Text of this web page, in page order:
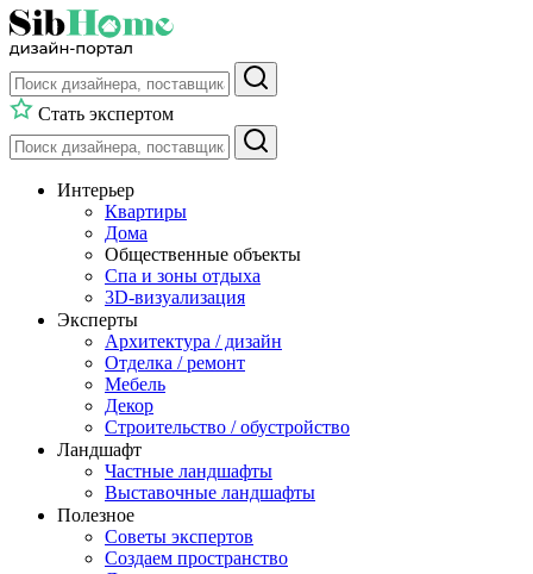
Стать экспертом
Интерьер
Квартиры
Дома
Общественные объекты
Спа и зоны отдыха
3D-визуализация
Эксперты
Архитектура / дизайн
Отделка / ремонт
Мебель
Декор
Строительство / обустройство
Ландшафт
Частные ландшафты
Выставочные ландшафты
Полезное
Советы экспертов
Создаем пространство